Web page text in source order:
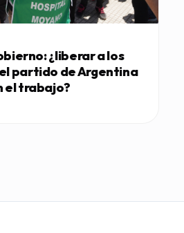
¿liberar a los
partido de Argentina
el trabajo?